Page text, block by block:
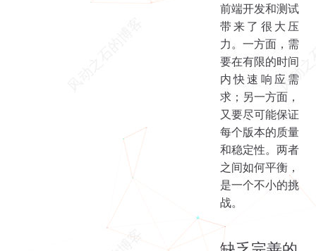
前端开发和测试
带来了很大压
力。一方面，需
要在有限的时间
内快速响应需
求；另一方面，
又要尽可能保证
每个版本的质量
和稳定性。两者
之间如何平衡，
是一个不小的挑
战。